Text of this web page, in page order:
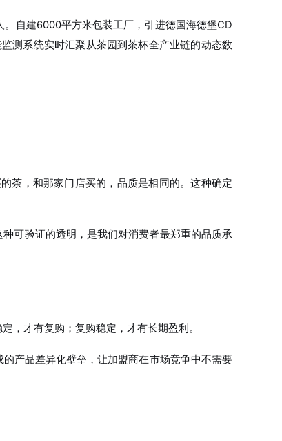
自建6000平方米包装工厂，引进德国海德堡CD
测系统实时汇聚从茶园到茶杯全产业链的动态数
茶，和那家门店买的，品质是相同的。这种确定
可验证的透明，是我们对消费者最郑重的品质承
，才有复购；复购稳定，才有长期盈利。
产品差异化壁垒，让加盟商在市场竞争中不需要